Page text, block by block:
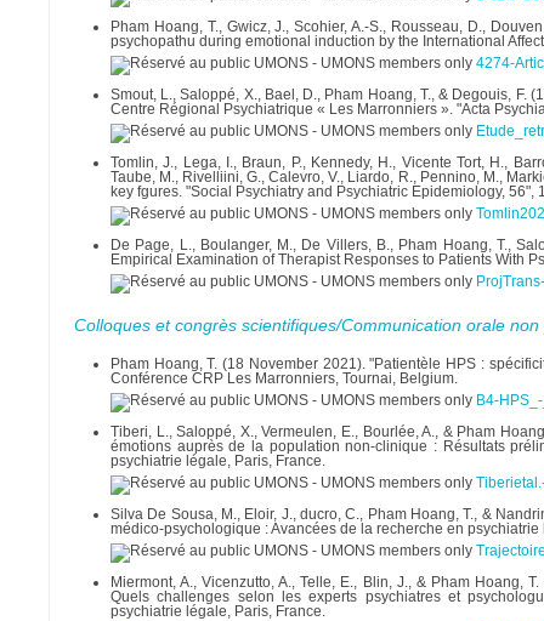
Pham Hoang, T., Gwicz, J., Scohier, A.-S., Rousseau, D.,
psychopathu during emotional induction by the International
4274-
Smout, L., Saloppé, X., Bael, D., Pham Hoang, T., & Degouis,
Centre Régional Psychiatrique « Les Marronniers ». "Acta
Tomlin, J., Lega, I., Braun, P., Kennedy, H., Vicente Tort, H.,
Taube, M., Rivelliini, G., Calevro, V., Liardo, R., Pennino, M.,
key fgures. "Social Psychiatry and Psychiatric Epidemiology,
De Page, L., Boulanger, M., De Villers, B., Pham Hoang, T.,
Empirical Examination of Therapist Responses to Patients With
Colloques et congrès scientifiques/Communication orale
Pham Hoang, T. (18 November 2021). "Patientèle HPS :
Conférence CRP Les Marronniers, Tournai, Belgium.
B4-
Tiberi, L., Saloppé, X., Vermeulen, E., Bourlée, A., & Pham
émotions auprès de la population non-clinique : Résultats
psychiatrie légale, Paris, France.
Silva De Sousa, M., Eloir, J., ducro, C., Pham Hoang, T., &
médico-psychologique : Avancées de la recherche en psychiatrie
Miermont, A., Vicenzutto, A., Telle, E., Blin, J., & Pham Hoang,
Quels challenges selon les experts psychiatres et
psychiatrie légale, Paris, France.